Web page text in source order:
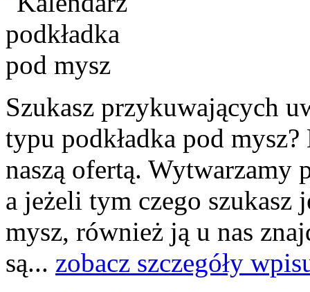
Szukasz przykuwających
typu podkładka pod
naszą ofertą. Wytwarzamy
a jeżeli tym czego szukasz
mysz, również ją u nas
są... zobacz szczegóły